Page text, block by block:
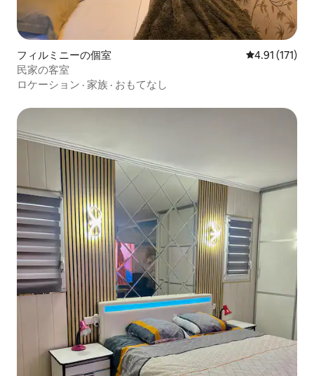
フィルミニーの個室 レビュー171
4.91 (171)
民家の客室
ロケーション · 家族 · おもてなし